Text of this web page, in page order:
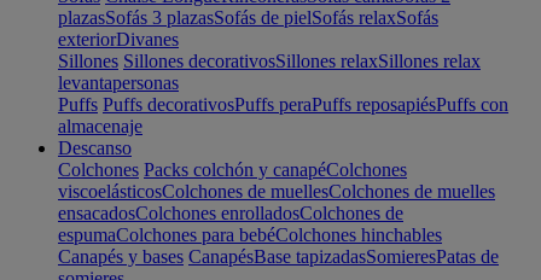
plazasSofás 3 plazasSofás de pielSofás relaxSofás
exteriorDivanes
Sillones Sillones decorativosSillones relaxSillones relax
levantapersonas
Puffs Puffs decorativosPuffs peraPuffs reposapiésPuffs con
almacenaje
Descanso
Colchones Packs colchón y canapéColchones
viscoelásticosColchones de muellesColchones de muelles
ensacadosColchones enrolladosColchones de
espumaColchones para bebéColchones hinchables
Canapés y bases CanapésBase tapizadasSomieresPatas de